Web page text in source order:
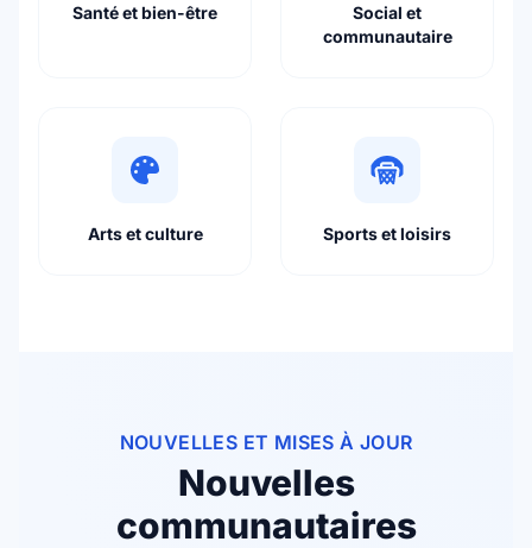
Santé et bien-être
Social et
communautaire
Arts et culture Sports et loisirs
NOUVELLES ET MISES À JOUR
Nouvelles
communautaires